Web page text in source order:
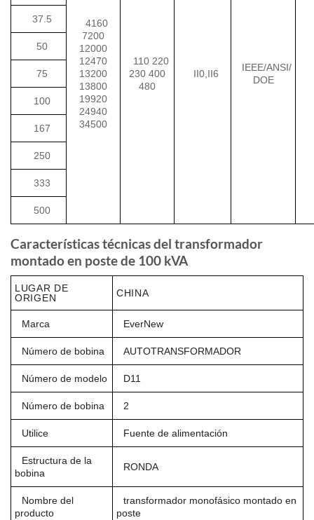
4160
7200
12000
12470
13200
13800
19920
24940
34500
110 220
230 400
480
II0,II6
IEEE/ANSI/
DOE
37.5
50
75
100
167
250
333
500
Características técnicas del transformador
montado en poste de 100 kVA
LUGAR DE
ORIGEN
CHINA
Marca EverNew
Número de bobina AUTOTRANSFORMADOR
Número de modelo D11
Número de bobina 2
Utilice Fuente de alimentación
Estructura de la
bobina
RONDA
Nombre del
producto
transformador monofásico montado en
poste